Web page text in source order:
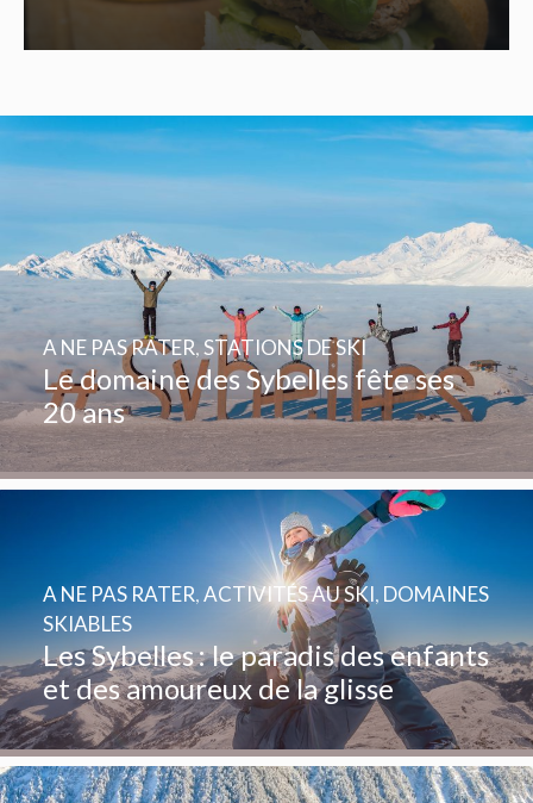
Le domaine des Sybelles fête ses
20 ans
A NE PAS RATER,STATIONS DE SKI
Les Sybelles : le paradis des enfants
et des amoureux de la glisse
A NE PAS RATER,ACTIVITÉS AU SKI, DOMAINES
SKIABLES